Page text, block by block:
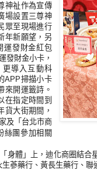
神祉作為宣傳
場設置三尊神
眾至現場進行
年新願望，另
運發財金紅包
發財金小卡，
導入互動科
APP掃描小卡
來開運籤詩。
在指定時間到
貨大街期間，
及 「台北市商
絲團參加相關
身體」上，迪化商圈結合
蔘藥行、黃長生藥行、